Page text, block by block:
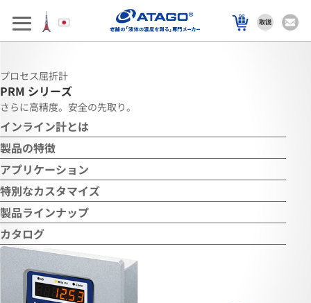
プロセス屈折計
PRM シリーズ
さらに高精度。安全の先取り。
インライン計とは
製品の特徴
アプリケーション
特別なカスタマイズ
製品ラインナップ
カタログ